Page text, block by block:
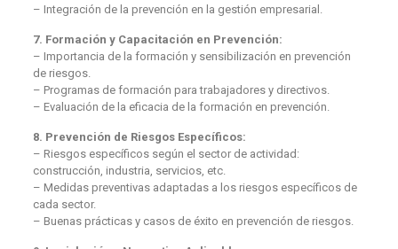
– Integración de la prevención en la gestión empresarial.
7. Formación y Capacitación en Prevención:
– Importancia de la formación y sensibilización en prevención
de riesgos.
– Programas de formación para trabajadores y directivos.
– Evaluación de la eficacia de la formación en prevención.
8. Prevención de Riesgos Específicos:
– Riesgos específicos según el sector de actividad:
construcción, industria, servicios, etc.
– Medidas preventivas adaptadas a los riesgos específicos de
cada sector.
– Buenas prácticas y casos de éxito en prevención de riesgos.